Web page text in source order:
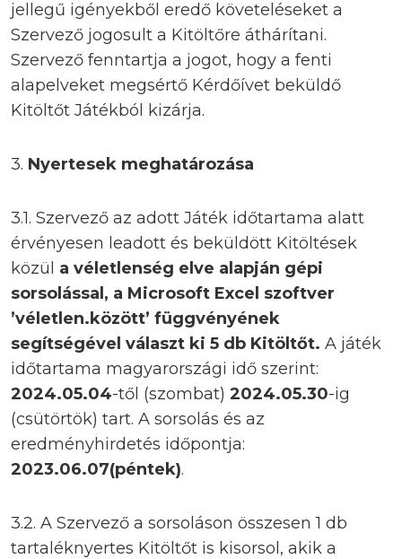
jellegű igényekből eredő követeléseket a
Szervező jogosult a Kitöltőre áthárítani.
Szervező fenntartja a jogot, hogy a fenti
alapelveket megsértő Kérdőívet beküldő
Kitöltőt Játékból kizárja.
3. Nyertesek meghatározása
3.1. Szervező az adott Játék időtartama alatt
érvényesen leadott és beküldött Kitöltések
közül a véletlenség elve alapján gépi
sorsolással, a Microsoft Excel szoftver
’véletlen.között’ függvényének
segítségével választ ki 5 db Kitöltőt. A játék
időtartama magyarországi idő szerint:
2024.05.04-től (szombat) 2024.05.30-ig
(csütörtök) tart. A sorsolás és az
eredményhirdetés időpontja:
2023.06.07(péntek).
3.2. A Szervező a sorsoláson összesen 1 db
tartaléknyertes Kitöltőt is kisorsol, akik a